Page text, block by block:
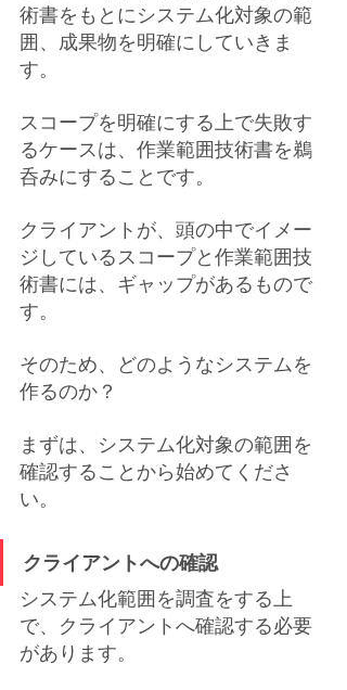
術書をもとにシステム化対象の範
囲、成果物を明確にしていきま
す。
スコープを明確にする上で失敗す
るケースは、作業範囲技術書を鵜
呑みにすることです。
クライアントが、頭の中でイメー
ジしているスコープと作業範囲技
術書には、ギャップがあるもので
す。
そのため、どのようなシステムを
作るのか？
まずは、システム化対象の範囲を
確認することから始めてくださ
い。
クライアントへの確認
システム化範囲を調査をする上
で、クライアントへ確認する必要
があります。